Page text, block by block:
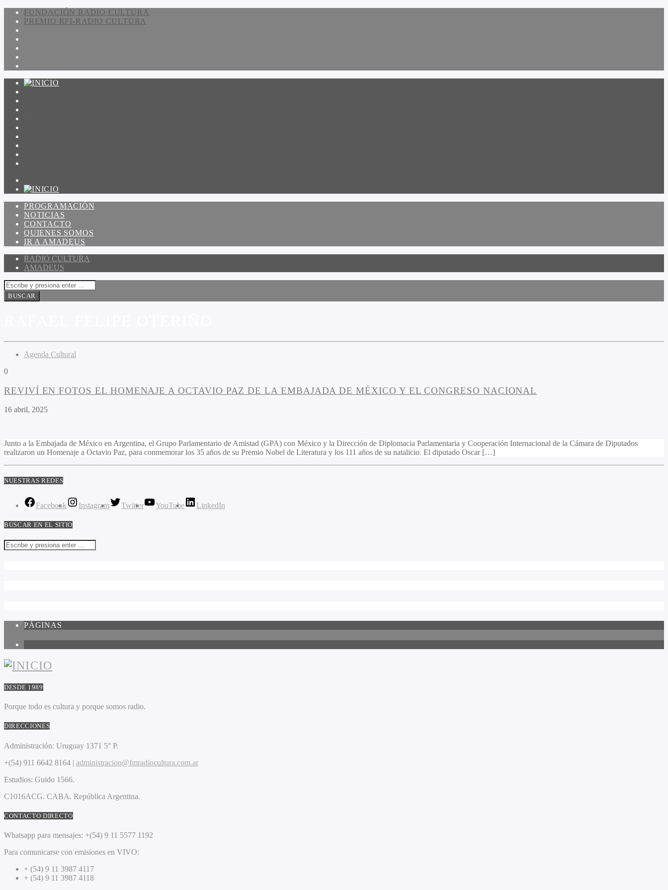
FUNDACIÓN RADIO CULTURA
PREMIO RFI-RADIO CULTURA
PROGRAMACIÓN
NOTICIAS
CONTACTO
QUIENES SOMOS
IR A AMADEUS
RADIO CULTURA
AMADEUS
Agenda Cultural
0
REVIVÍ EN FOTOS EL HOMENAJE A OCTAVIO PAZ DE LA EMBAJADA DE MÉXICO Y EL CONGRESO NACIONAL
16 abril, 2025
Junto a la Embajada de México en Argentina, el Grupo Parlamentario de Amistad (GPA) con México y la Dirección de Diplomacia Parlamentaria y Cooperación Internacional de la Cámara de Diputados
realizaron un Homenaje a Octavio Paz, para conmemorar los 35 años de su Premio Nobel de Literatura y los 111 años de su natalicio. El diputado Oscar […]
NUESTRAS REDES
Facebook Instagram Twitter YouTube LinkedIn
BUSCAR EN EL SITIO
PÁGINAS
DESDE 1989
Porque todo es cultura y porque somos radio.
DIRECCIONES
Administración: Uruguay 1371 5° P.
+(54) 911 6642 8164 | administracion@fmradiocultura.com.ar
Estudios: Guido 1566.
C1016ACG. CABA. República Argentina.
CONTACTO DIRECTO
Whatsapp para mensajes: +(54) 9 11 5577 1192
Para comunicarse con emisiones en VIVO:
+ (54) 9 11 3987 4117
+ (54) 9 11 3987 4118